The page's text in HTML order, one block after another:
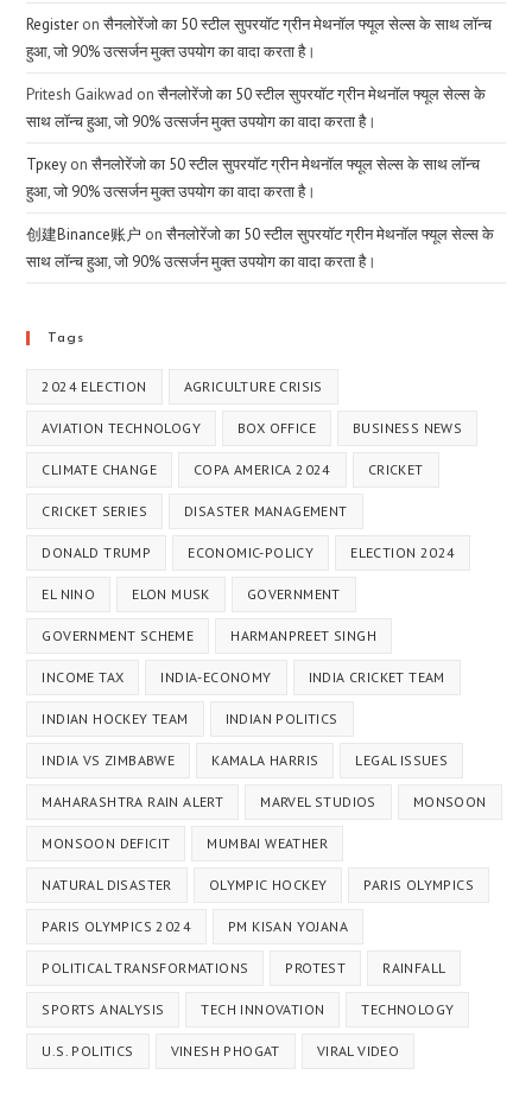
Register onसैनलोरेंजो का 50 स्टील सुपरयॉट ग्रीन मेथनॉल फ्यूल सेल्स के साथ लॉन्च
हुआ, जो 90% उत्सर्जन मुक्त उपयोग का वादा करता है।
Pritesh Gaikwad onसैनलोरेंजो का 50 स्टील सुपरयॉट ग्रीन मेथनॉल फ्यूल सेल्स के
साथ लॉन्च हुआ, जो 90% उत्सर्जन मुक्त उपयोग का वादा करता है।
Тркеу onसैनलोरेंजो का 50 स्टील सुपरयॉट ग्रीन मेथनॉल फ्यूल सेल्स के साथ लॉन्च
हुआ, जो 90% उत्सर्जन मुक्त उपयोग का वादा करता है।
创建Binance账户 onसैनलोरेंजो का 50 स्टील सुपरयॉट ग्रीन मेथनॉल फ्यूल सेल्स के
साथ लॉन्च हुआ, जो 90% उत्सर्जन मुक्त उपयोग का वादा करता है।
Tags
2024 ELECTION AGRICULTURE CRISIS
AVIATION TECHNOLOGY BOX OFFICE BUSINESS NEWS
CLIMATE CHANGE COPA AMERICA 2024 CRICKET
CRICKET SERIES DISASTER MANAGEMENT
DONALD TRUMP ECONOMIC-POLICY ELECTION 2024
EL NINO ELON MUSK GOVERNMENT
GOVERNMENT SCHEME HARMANPREET SINGH
INCOME TAX INDIA-ECONOMY INDIA CRICKET TEAM
INDIAN HOCKEY TEAM INDIAN POLITICS
INDIA VS ZIMBABWE KAMALA HARRIS LEGAL ISSUES
MAHARASHTRA RAIN ALERT MARVEL STUDIOS MONSOON
MONSOON DEFICIT MUMBAI WEATHER
NATURAL DISASTER OLYMPIC HOCKEY PARIS OLYMPICS
PARIS OLYMPICS 2024 PM KISAN YOJANA
POLITICAL TRANSFORMATIONS PROTEST RAINFALL
SPORTS ANALYSIS TECH INNOVATION TECHNOLOGY
U.S. POLITICS VINESH PHOGAT VIRAL VIDEO